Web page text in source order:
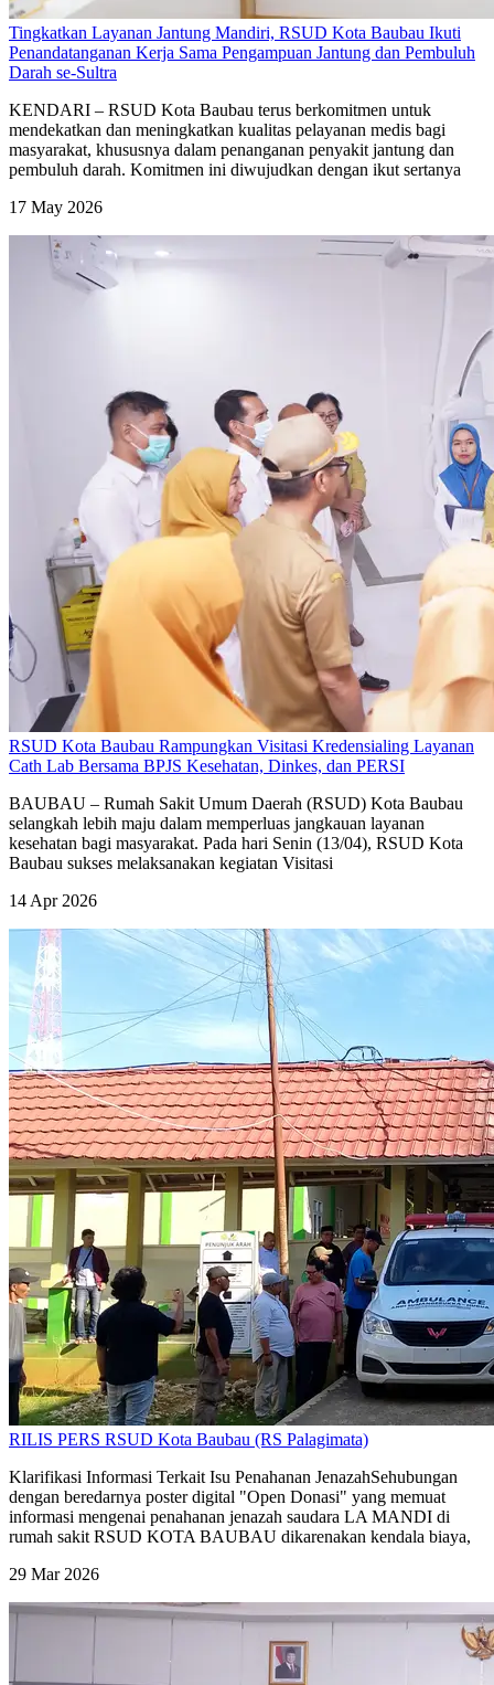
Tingkatkan Layanan Jantung Mandiri, RSUD Kota Baubau Ikuti
Penandatanganan Kerja Sama Pengampuan Jantung dan Pembuluh
Darah se-Sultra
KENDARI – RSUD Kota Baubau terus berkomitmen untuk
mendekatkan dan meningkatkan kualitas pelayanan medis bagi
masyarakat, khususnya dalam penanganan penyakit jantung dan
pembuluh darah. Komitmen ini diwujudkan dengan ikut sertanya
17 May 2026
RSUD Kota Baubau Rampungkan Visitasi Kredensialing Layanan
Cath Lab Bersama BPJS Kesehatan, Dinkes, dan PERSI
BAUBAU – Rumah Sakit Umum Daerah (RSUD) Kota Baubau
selangkah lebih maju dalam memperluas jangkauan layanan
kesehatan bagi masyarakat. Pada hari Senin (13/04), RSUD Kota
Baubau sukses melaksanakan kegiatan Visitasi
14 Apr 2026
RILIS PERS RSUD Kota Baubau (RS Palagimata)
Klarifikasi Informasi Terkait Isu Penahanan JenazahSehubungan
dengan beredarnya poster digital "Open Donasi" yang memuat
informasi mengenai penahanan jenazah saudara LA MANDI di
rumah sakit RSUD KOTA BAUBAU dikarenakan kendala biaya,
29 Mar 2026